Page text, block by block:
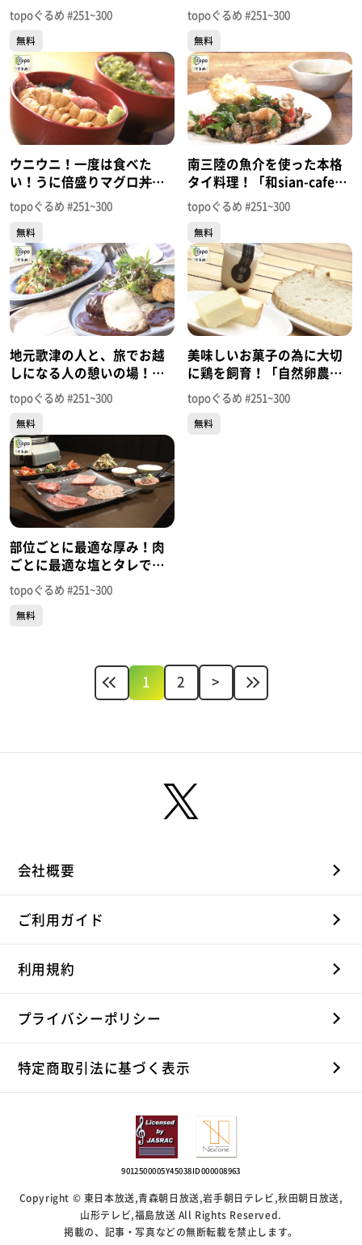
に！「卵匠家吟」（岩沼市
押分志引）＃282【topoぐ
るめ】
topoぐるめ #251~300
無料
「kakapo BAKERY」（名取
市美田園）＃281【topoぐ
るめ】
topoぐるめ #251~300
無料
ウニウニ！一度は食べた
い！うに倍盛りマグロ丼！
「田束食堂」（南三陸町歌
津伊里前）＃280【topoぐ
るめ】
topoぐるめ #251~300
無料
南三陸の魚介を使った本格
タイ料理！「和sian-cafe
aimaki」（南三陸町歌津長
羽）＃279【topoぐるめ】
topoぐるめ #251~300
無料
地元歌津の人と、旅でお越
しになる人の憩いの場！
「歌旅人」（南三陸町歌津
伊里前）＃278【topoぐる
め】
topoぐるめ #251~300
無料
美味しいお菓子の為に大切
に鶏を飼育！「自然卵農園
菓子工房」（南三陸町歌津
伊里前）＃277【topoぐる
め】
topoぐるめ #251~300
無料
部位ごとに最適な厚み！肉
ごとに最適な塩とタレで！
「焼肉 星」（太白区あすと
長町）＃276【topoぐる
め】
topoぐるめ #251~300
無料
1 2 >
会社概要
ご利用ガイド
利用規約
プライバシーポリシー
特定商取引法に基づく表示
9012500005Y45038 ID000008963
Copyright © 東日本放送,青森朝日放送,岩手朝日テレビ,秋田朝日放送,
山形テレビ,福島放送 All Rights Reserved.
掲載の、記事・写真などの無断転載を禁止します。